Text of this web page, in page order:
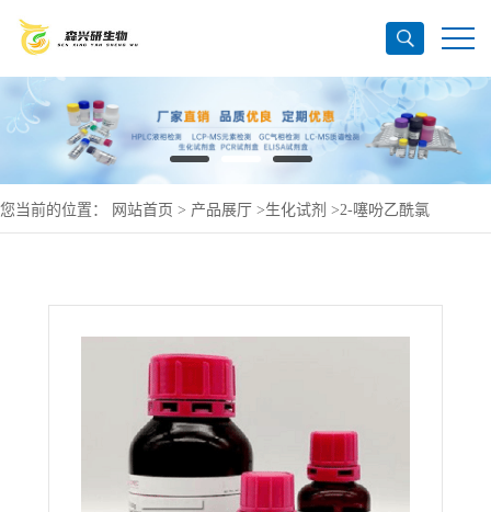
您当前的位置： 网站首页 > 产品展厅 >生化试剂 >2-噻吩乙酰氯